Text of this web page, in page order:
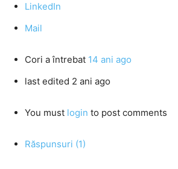
LinkedIn
Mail
Cori a întrebat 14 ani ago
last edited 2 ani ago
You must login to post comments
Răspunsuri (1)